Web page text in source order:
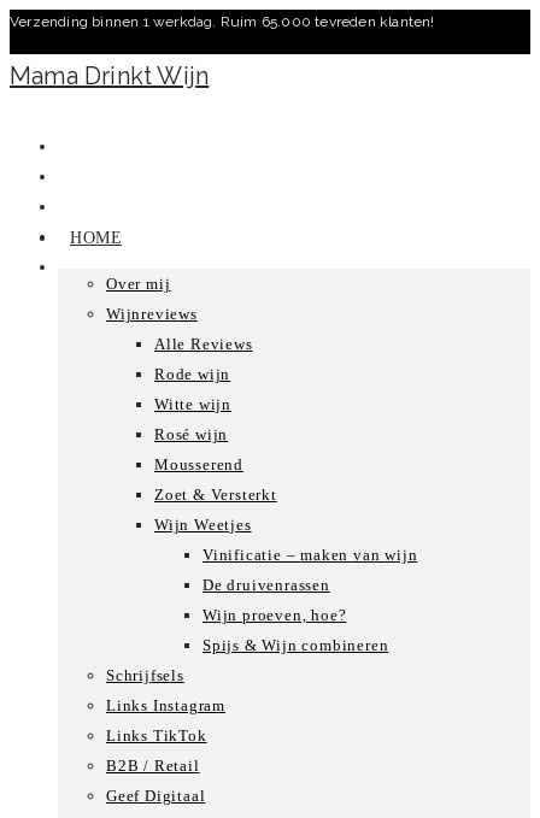
Ga
naar
inhoud
Verzending binnen 1 werkdag. Ruim 65.000 tevreden klanten!
Mama Drinkt Wijn
HOME
Over mij
Wijnreviews
Alle Reviews
Rode wijn
Witte wijn
Rosé wijn
Mousserend
Zoet & Versterkt
Wijn Weetjes
Vinificatie – maken van wijn
De druivenrassen
Wijn proeven, hoe?
Spijs & Wijn combineren
Schrijfsels
Links Instagram
Links TikTok
B2B / Retail
Geef Digitaal